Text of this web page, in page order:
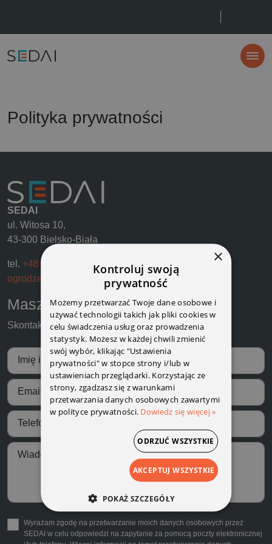
Polityka prywatności
SEDAI
ul. Witosa 10,
43-300 Bielsko-Biała
tel. +48 884 115 810
ogrodzenia@sedai-aluminium.com
Masz pytania ?
Skontaktuj się z nami
Imię i nazwisko *
Email *
Telefon
Wiadomość *
Wyrażam zgodę na przetwarzanie moich danych osobowych przez
SEDAI w celu odpowiedzi na zapytanie za pomocą poczty elektronicznej
×
Kontroluj swoją
prywatność
Możemy przetwarzać Twoje dane osobowe i
używać technologii takich jak pliki cookies w
celu świadczenia usług oraz prowadzenia
statystyk. Możesz w każdej chwili zmienić
swój wybór, klikając "Ustawienia
prywatności" w stopce strony i/lub w
ustawieniach przeglądarki. Korzystając ze
strony, zgadzasz się z warunkami
przetwarzania danych osobowych zawartymi
w polityce prywatności. Dowiedz się więcej »
AKCEPTUJ WSZYSTKIE
ODRZUĆ WSZYSTKIE
POKAŻ SZCZEGÓŁY